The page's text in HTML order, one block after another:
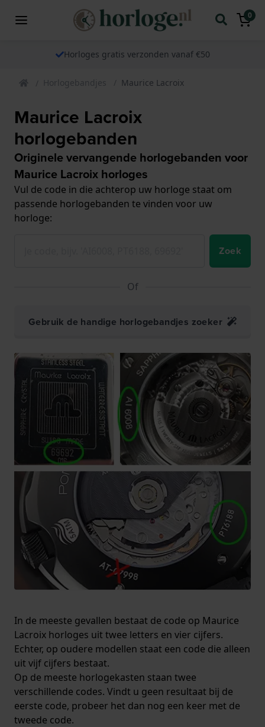
0
Horloges gratis verzonden vanaf €50
Horlogebandjes Maurice Lacroix
Maurice Lacroix
horlogebanden
Originele vervangende horlogebanden voor
Maurice Lacroix horloges
Vul de code in die achterop uw horloge staat om
passende horlogebanden te vinden voor uw
horloge:
Zoek
Of
Gebruik de handige horlogebandjes zoeker
In de meeste gevallen bestaat de code op Maurice
Lacroix horloges uit twee letters en vier cijfers.
Echter, op oudere modellen staat een code die alleen
uit vijf cijfers bestaat.
Op de meeste horlogekasten staan twee
verschillende codes. Vindt u geen resultaat bij de
eerste code, probeer het dan nog een keer met de
tweede code.